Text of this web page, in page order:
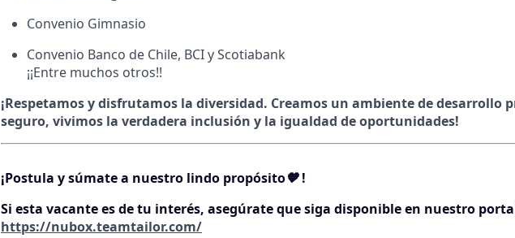
Convenio Gimnasio
Convenio Banco de Chile, BCI y Scotiabank
¡¡Entre muchos otros!!
¡Respetamos y disfrutamos la diversidad. Creamos un ambiente de desarrollo
seguro, vivimos la verdadera inclusión y la igualdad de oportunidades!
¡Postula y súmate a nuestro lindo propósito🧡!
Si esta vacante es de tu interés, asegúrate que siga disponible en nuestro
https://nubox.teamtailor.com/